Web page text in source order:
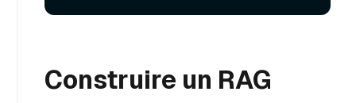
Construire un RAG